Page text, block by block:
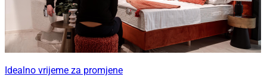
Idealno vrijeme za promjene